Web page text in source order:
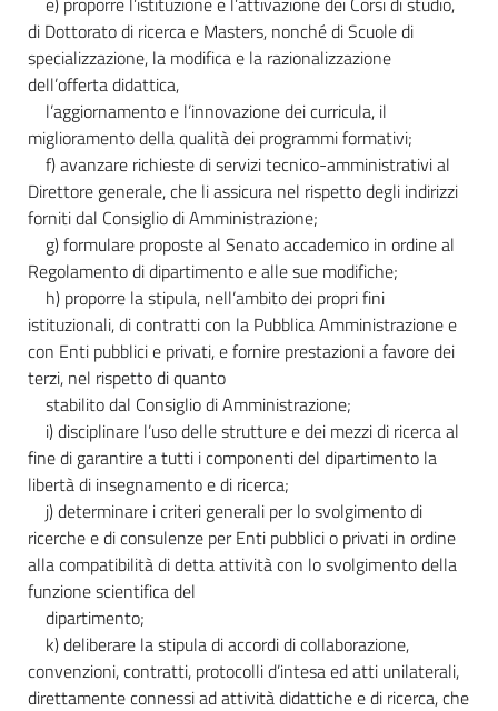
di Dottorato di ricerca e Masters, nonché di Scuole di
specializzazione, la modifica e la razionalizzazione
dell’offerta didattica,
l’aggiornamento e l’innovazione dei curricula, il
miglioramento della qualità dei programmi formativi;
f) avanzare richieste di servizi tecnico-amministrativi al
Direttore generale, che li assicura nel rispetto degli indirizzi
forniti dal Consiglio di Amministrazione;
g) formulare proposte al Senato accademico in ordine al
Regolamento di dipartimento e alle sue modifiche;
h) proporre la stipula, nell’ambito dei propri fini
istituzionali, di contratti con la Pubblica Amministrazione e
con Enti pubblici e privati, e fornire prestazioni a favore dei
terzi, nel rispetto di quanto
stabilito dal Consiglio di Amministrazione;
i) disciplinare l’uso delle strutture e dei mezzi di ricerca al
fine di garantire a tutti i componenti del dipartimento la
libertà di insegnamento e di ricerca;
j) determinare i criteri generali per lo svolgimento di
ricerche e di consulenze per Enti pubblici o privati in ordine
alla compatibilità di detta attività con lo svolgimento della
funzione scientifica del
dipartimento;
k) deliberare la stipula di accordi di collaborazione,
convenzioni, contratti, protocolli d’intesa ed atti unilaterali,
direttamente connessi ad attività didattiche e di ricerca, che